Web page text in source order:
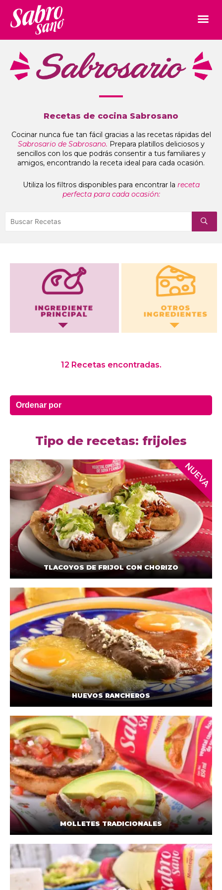
Recetas de cocina Sabrosano
Cocinar nunca fue tan fácil gracias a las recetas rápidas del
Sabrosario de Sabrosano. Prepara platillos deliciosos y
sencillos con los que podrás consentir a tus familiares y
amigos, encontrando la receta ideal para cada ocasión.
Utiliza los filtros disponibles para encontrar la receta
perfecta para cada ocasión:
Otros Ingredientes
12 Recetas encontradas.
Tipo de recetas: frijoles
TLACOYOS DE FRIJOL CON CHORIZO
HUEVOS RANCHEROS
MOLLETES TRADICIONALES